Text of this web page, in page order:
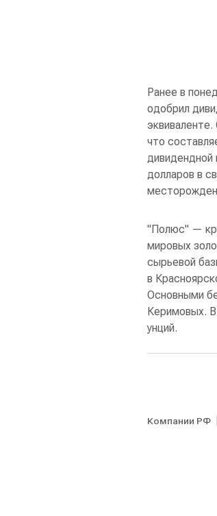
Ранее в
одобрил
что
дивидендной
долларов в
"Полюс" —
мировых
сырьевой
в
Основными
Керимовых. В
унций.
Компании РФ